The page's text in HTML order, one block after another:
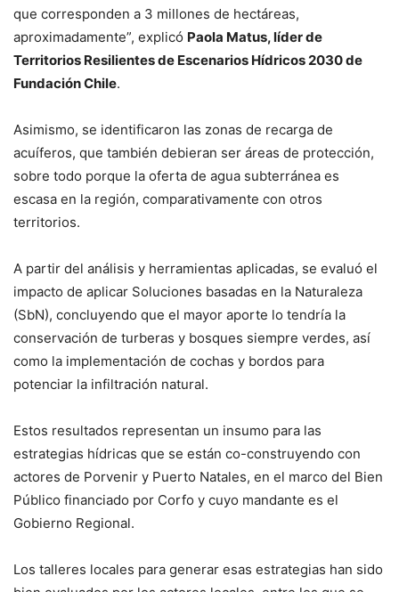
que corresponden a 3 millones de hectáreas,
aproximadamente”, explicó Paola Matus, líder de
Territorios Resilientes de Escenarios Hídricos 2030 de
Fundación Chile.
Asimismo, se identificaron las zonas de recarga de
acuíferos, que también debieran ser áreas de protección,
sobre todo porque la oferta de agua subterránea es
escasa en la región, comparativamente con otros
territorios.
A partir del análisis y herramientas aplicadas, se evaluó el
impacto de aplicar Soluciones basadas en la Naturaleza
(SbN), concluyendo que el mayor aporte lo tendría la
conservación de turberas y bosques siempre verdes, así
como la implementación de cochas y bordos para
potenciar la infiltración natural.
Estos resultados representan un insumo para las
estrategias hídricas que se están co-construyendo con
actores de Porvenir y Puerto Natales, en el marco del Bien
Público financiado por Corfo y cuyo mandante es el
Gobierno Regional.
Los talleres locales para generar esas estrategias han sido